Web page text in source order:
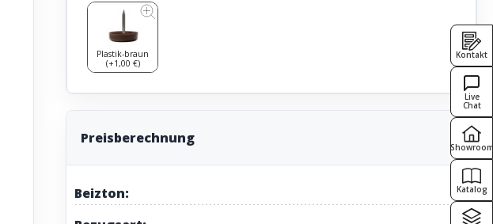
Plastik-braun
(+1,00 €)
Preisberechnung
Beizton:
Kontakt
Live
Chat
Showroom
Katalog